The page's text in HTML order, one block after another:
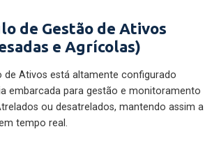
de Gestão de Ativos
e Agrícolas)
de Ativos está altamente configurado
embarcada para gestão e monitoramento
ou desatrelados, mantendo assim a
tempo real.